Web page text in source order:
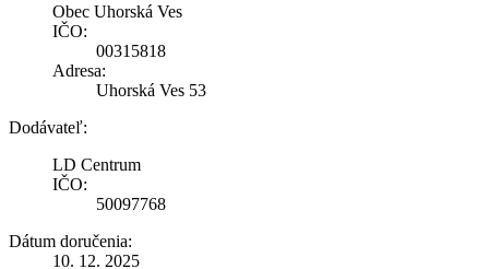
Obec Uhorská Ves
IČO:
00315818
Adresa:
Uhorská Ves 53
Dodávateľ:
LD Centrum
IČO:
50097768
Dátum doručenia:
10. 12. 2025